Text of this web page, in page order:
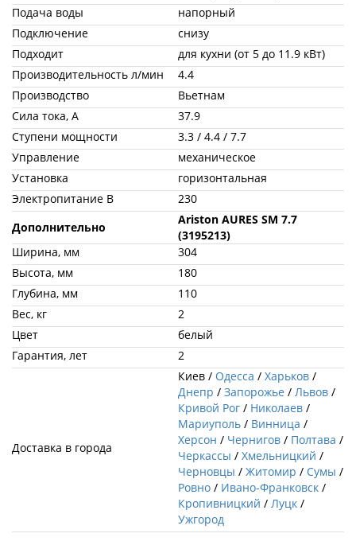
Подача воды
напорный
Подключение
снизу
Подходит
для кухни (от 5 до 11.9 кВт)
Производительность л/мин
4.4
Производство
Вьетнам
Сила тока, А
37.9
Ступени мощности
3.3 / 4.4 / 7.7
Управление
механическое
Установка
горизонтальная
Электропитание В
230
Дополнительно
Ariston AURES SM 7.7
(3195213)
Ширина, мм
304
Высота, мм
180
Глубина, мм
110
Вес, кг
2
Цвет
белый
Гарантия, лет
2
Доставка в города
Киев / Одесса / Харьков /
Днепр / Запорожье / Львов /
Кривой Рог / Николаев /
Мариуполь / Винница /
Херсон / Чернигов / Полтава /
Черкассы / Хмельницкий /
Черновцы / Житомир / Сумы /
Ровно / Ивано-Франковск /
Кропивницкий / Луцк /
Ужгород